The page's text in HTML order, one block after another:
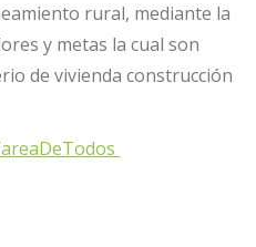
rural, mediante la
y metas la cual son
de vivienda construcción